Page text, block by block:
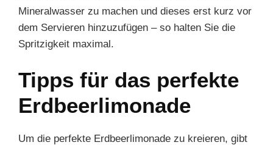
Mineralwasser zu machen und dieses erst kurz vor
dem Servieren hinzuzufügen – so halten Sie die
Spritzigkeit maximal.
Tipps für das perfekte
Erdbeerlimonade
Um die perfekte Erdbeerlimonade zu kreieren, gibt